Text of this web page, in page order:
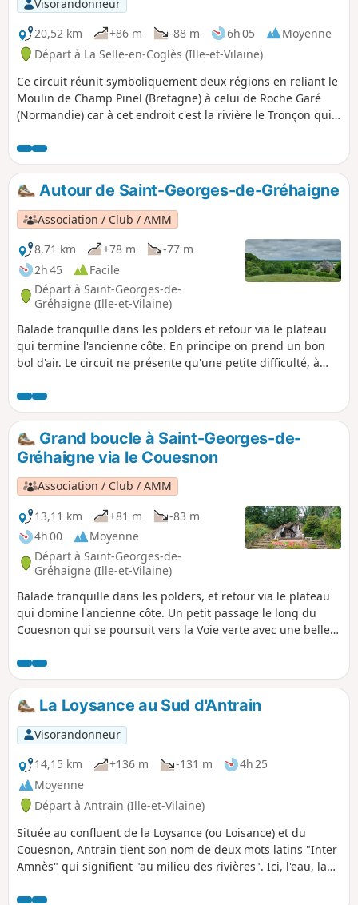
Visorandonneur
20,52 km
+86 m -88 m 6h 05
Moyenne
Départ à La Selle-en-Coglès (Ille-et-Vilaine)
Ce circuit réunit symboliquement deux régions en reliant le
Moulin de Champ Pinel (Bretagne) à celui de Roche Garé
(Normandie) car à cet endroit c'est la rivière le Tronçon qui
traverserez de multiples paysages en longeant une belle
partie du Bois de Gâtines pour côtoyer le Château du
Rocher Portail sans oublier d'avoir la possibilité de
découvrir le bourg de La-Selle-en-Coglès (le monastère du
Nord).
Autour de Saint-Georges-de-Gréhaigne
Association / Club / AMM
8,71 km
+78 m
-77 m
2h 45
Facile
Départ à Saint-Georges-de-
Gréhaigne (Ille-et-Vilaine)
Balade tranquille dans les polders et retour via le plateau
qui termine l'ancienne côte. En principe on prend un bon
bol d'air. Le circuit ne présente qu'une petite difficulté, à
m à 75 m. La récompense en saison, ce sont les cerises !
Grand boucle à Saint-Georges-de-
Gréhaigne via le Couesnon
Association / Club / AMM
13,11 km
+81 m
-83 m
4h 00
Moyenne
Départ à Saint-Georges-de-
Gréhaigne (Ille-et-Vilaine)
Balade tranquille dans les polders, et retour via le plateau
qui domine l'ancienne côte. Un petit passage le long du
Couesnon qui se poursuit vers la Voie verte avec une belle
bol d'air. Le circuit ne présente qu'une petite difficulté, à
savoir la côte entre Chanel et le Haut Chanel, dénivelé de 15
à 75 mètres. La récompense en saison, ce sont les cerises
ou les châtaignes !
La Loysance au Sud d'Antrain
Visorandonneur
14,15 km
+136 m -131 m
4h 25
Moyenne
Départ à Antrain (Ille-et-Vilaine)
Située au confluent de la Loysance (ou Loisance) et du
Couesnon, Antrain tient son nom de deux mots latins "Inter
Amnès" qui signifient "au milieu des rivières". Ici, l'eau, la
offrir une balade des plus agréables. La Loysance